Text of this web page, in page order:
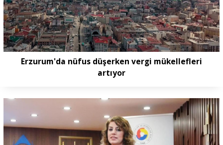
Erzurum'da nüfus düşerken vergi mükellefleri
artıyor